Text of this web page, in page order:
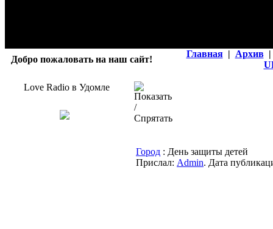
Добро пожаловать на наш сайт!
Главная | Архив |
Love Radio в Удомле
Город : День защиты детей
Прислал: Admin. Дата